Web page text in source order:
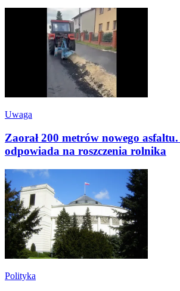
Uwaga
Zaorał 200 metrów nowego
odpowiada na roszczenia rolnika
Polityka